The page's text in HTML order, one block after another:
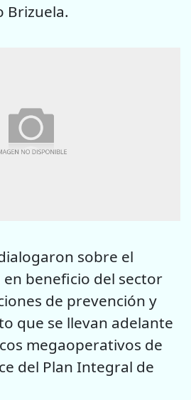
Brizuela.
sobre el
beneficio del sector
de prevención y
que se llevan adelante
megaoperativos de
del Plan Integral de